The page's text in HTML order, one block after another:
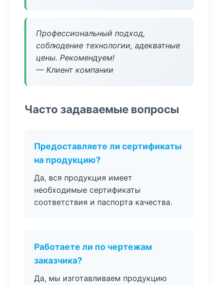
Профессиональный подход,
соблюдение технологии, адекватные
цены. Рекомендуем!
— Клиент компании
Часто задаваемые вопросы
Предоставляете ли сертификаты
на продукцию?
Да, вся продукция имеет
необходимые сертификаты
соответствия и паспорта качества.
Работаете ли по чертежам
заказчика?
Да, мы изготавливаем продукцию